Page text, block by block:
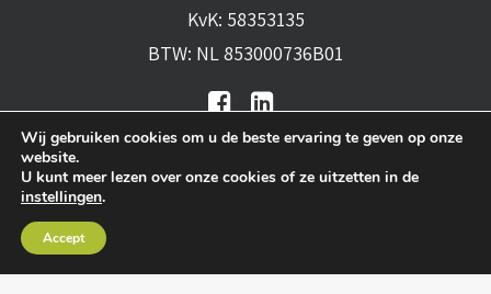
KvK: 58353135
BTW: NL 853000736B01
leveringsvoorwaarden
Wij gebruiken cookies om u de beste ervaring te geven op onze
website.
U kunt meer lezen over onze cookies of ze uitzetten in de
instellingen.
Accept